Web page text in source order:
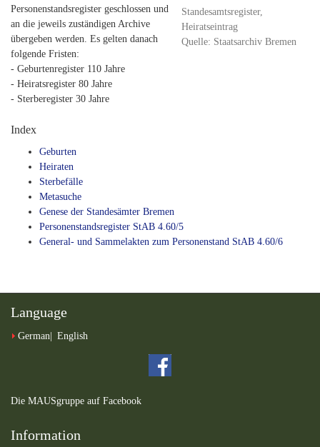
Standesamtsregister,
Heiratseintrag
Quelle: Staatsarchiv Bremen
Personenstandsregister geschlossen und
an die jeweils zuständigen Archive
übergeben werden. Es gelten danach
folgende Fristen:
- Geburtenregister 110 Jahre
- Heiratsregister 80 Jahre
- Sterberegister 30 Jahre
Index
Geburten
Heiraten
Sterbefälle
Metasuche
Genese der Standesämter Bremen
Personenstandsregister StAB 4.60/5
General- und Sammelakten zum Personenstand StAB 4.60/6
Language
German English
Die MAUSgruppe auf Facebook
Information